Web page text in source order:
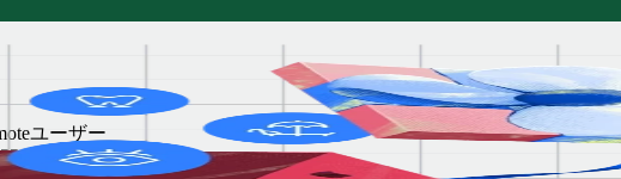
ユーザー
削減されま